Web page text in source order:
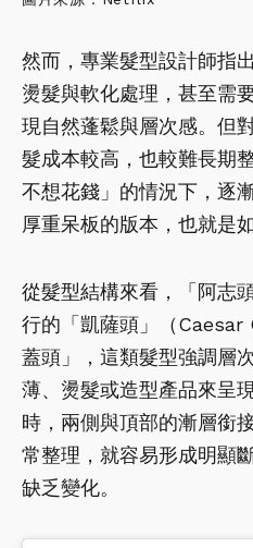
然而，專業髮型設計師指
燙髮與軟化處理，甚至需
現自然蓬鬆與層次感。但
髮成本較高，也較難長期
不想花錢」的情況下，逐
厚重呆板的版本，也就是
從髮型結構來看，「阿志
行的「凱薩頭」（
蓋頭」，這類髮型強調層
薄、燙髮或造型產品來呈
時，兩側與頂部的漸層銜
常整理，就容易形成明顯
缺乏變化。